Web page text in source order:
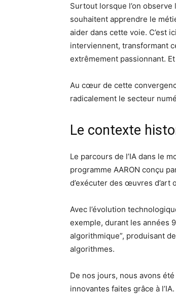
Surtout lorsque l’on
souhaitent apprendre le
aider dans cette voie. C’est
interviennent, transformant
extrêmement passionnant.
Au cœur de cette
radicalement le secteur
Le contexte
Le parcours de l’IA dans le
programme AARON conçu
d’exécuter des œuvres d’art
Avec l’évolution
exemple, durant les années
algorithmique”, produisant
algorithmes.
De nos jours, nous avons
innovantes faites grâce à